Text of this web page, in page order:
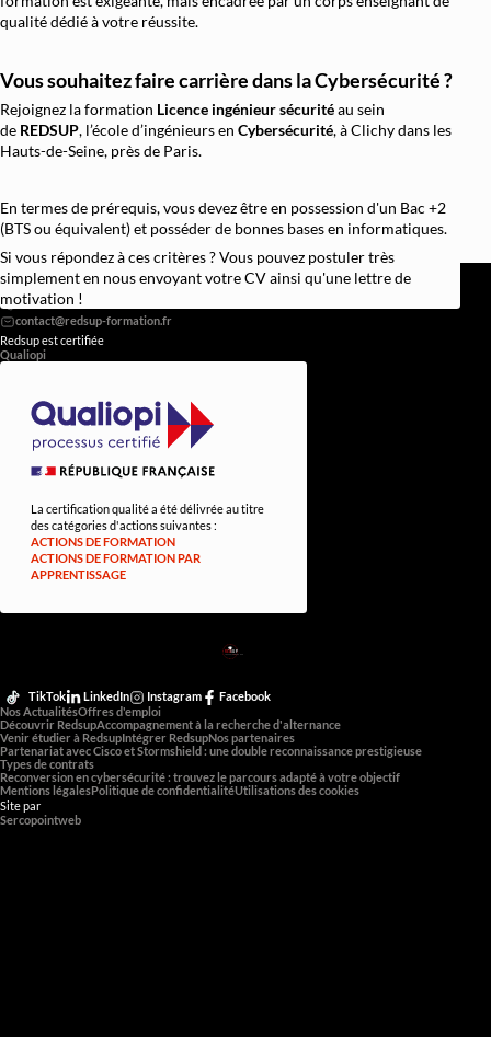
qualité dédié à votre réussite.
Vous souhaitez faire carrière dans la Cybersécurité ?
Rejoignez la formation Licence ingénieur sécuritéau sein
de REDSUP, l’école d’ingénieurs en Cybersécurité, à Clichy dans les
Hauts-de-Seine, près de Paris.
En termes de prérequis, vous devez être en possession d'un Bac +2
(BTS ou équivalent) et posséder de bonnes bases en informatiques.
Si vous répondez à ces critères ? Vous pouvez postuler très
simplement en nous envoyant votre CV ainsi qu'une lettre de
motivation !
REDSUP © 2026
98 Bd Victor Hugo, 92110 Clichy
0756838251
Redsup est certifiée
Qualiopi
La certification qualité a été délivrée au titre
des catégories d'actions suivantes :
ACTIONS DE FORMATION
ACTIONS DE FORMATION PAR
APPRENTISSAGE
SUP
RED
TikTok LinkedIn Instagram
Facebook
Nos ActualitésOffres d'emploi
Découvrir RedsupAccompagnement à la recherche d'alternance
Venir étudier à RedsupIntégrer RedsupNos partenaires
Partenariat avec Cisco et Stormshield : une double reconnaissance prestigieuse
Types de contrats
Reconversion en cybersécurité : trouvez le parcours adapté à votre objectif
Mentions légalesPolitique de confidentialitéUtilisations des cookies
Site par
Sercopointweb